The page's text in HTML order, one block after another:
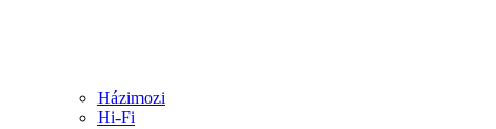
Házimozi
Hi-Fi